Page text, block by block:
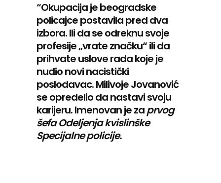
“Okupacija je beogradske
policajce postavila pred dva
izbora. Ili da se odreknu svoje
profesije „vrate značku“ ili da
prihvate uslove rada koje je
nudio novi nacistički
poslodavac. Milivoje Jovanović
se opredelio da nastavi svoju
karijeru. Imenovan je zaprvog
šefa Odeljenja kvislinške
Specijalne policije.